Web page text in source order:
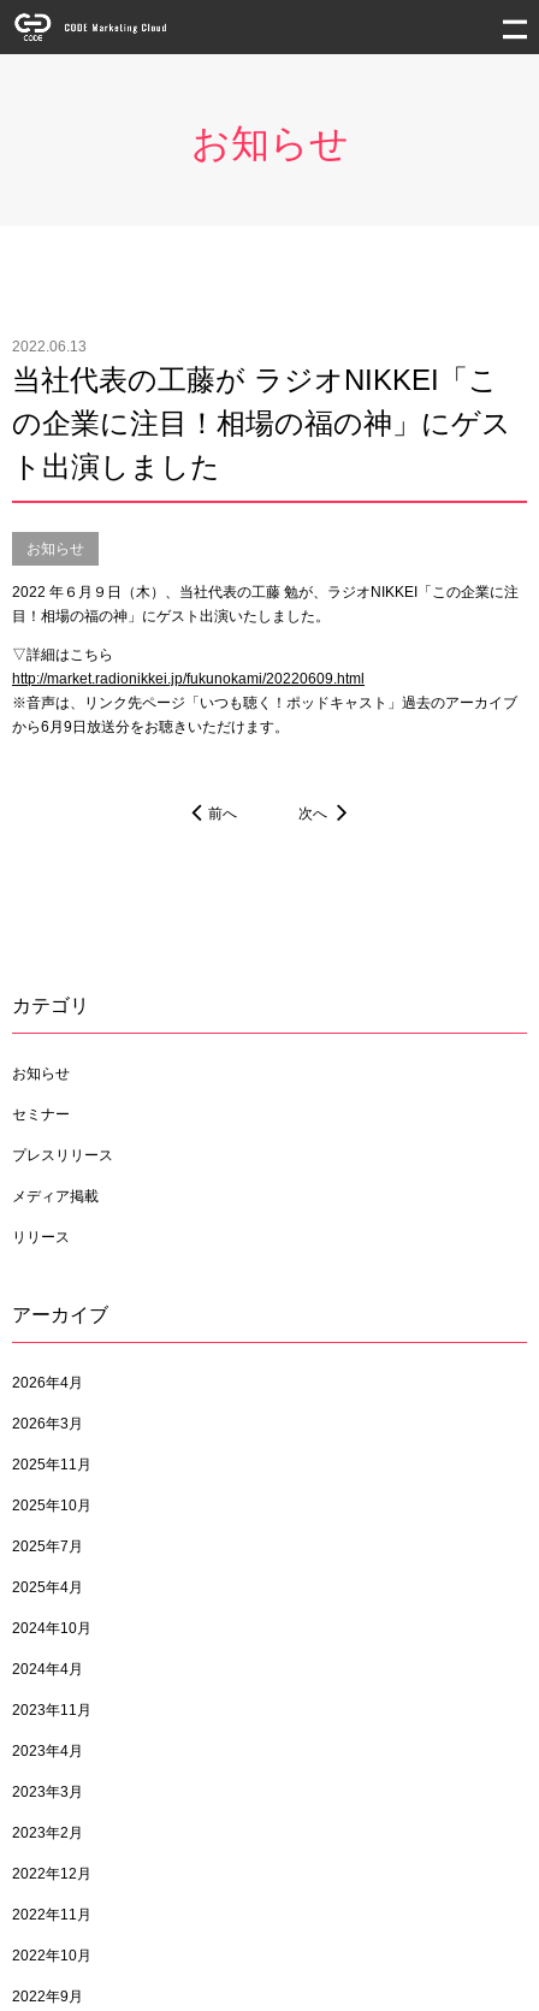
お知らせ
2022.06.13
当社代表の工藤が ラジオNIKKEI「こ
の企業に注目！相場の福の神」にゲス
ト出演しました
お知らせ
2022 年６月９日（木）、当社代表の工藤 勉が、ラジオNIKKEI「この企業に注
目！相場の福の神」にゲスト出演いたしました。
▽詳細はこちら
http://market.radionikkei.jp/fukunokami/20220609.html
※音声は、リンク先ページ「いつも聴く！ポッドキャスト」過去のアーカイブ
から6月9日放送分をお聴きいただけます。
前へ 次へ
カテゴリ
お知らせ
セミナー
プレスリリース
メディア掲載
リリース
アーカイブ
2026年4月
2026年3月
2025年11月
2025年10月
2025年7月
2025年4月
2024年10月
2024年4月
2023年11月
2023年4月
2023年3月
2023年2月
2022年12月
2022年11月
2022年10月
2022年9月